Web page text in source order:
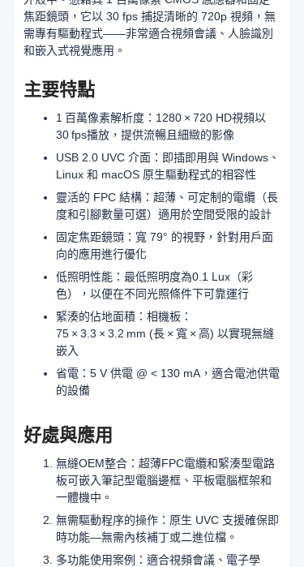
焦距鏡頭，它以 30 fps 捕捉清晰的 720p 視頻，無
需專有驅動程式——非常適合視頻會議、人臉識別
和嵌入式視覺應用。
主要特點
1 百萬像素解析度：1280 × 720 HD視頻以
30 fps播放，提供流暢且細緻的影像
USB 2.0 UVC 介面：即插即用與 Windows、
Linux 和 macOS 原生驅動程式的相容性
靈活的 FPC 結構：超薄、可定制的電纜（長
度和引腳數量可選）適用於空間受限的設計
固定焦距鏡頭：寬 79° 的視野，針對用戶面
向的應用進行優化
低照明性能：最低照明度為0.1 Lux（彩
色），以便在不同光照條件下可靠運行
緊湊的佔地面積：相機板：
75 × 3.3 × 3.2 mm (長 × 寬 × 高) 以實現無縫
嵌入
省電：5 V 供電 @ < 130 mA，適合電池供電
的設備
好處與應用
無縫OEM整合：超薄FPC電纜和緊湊型電路
板可嵌入筆記型電腦邊框、平板電腦框架和
一體機中。
無需驅動程序的操作：原生 UVC 支援確保即
時功能—無需內核補丁或二進位檔。
多功能使用案例：適合視頻會議、電子學